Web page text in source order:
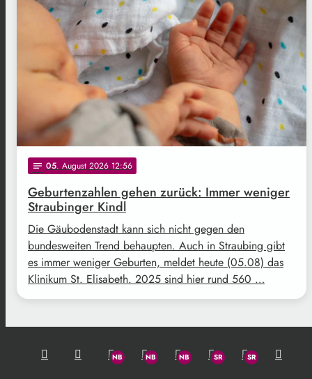
notes 05. August 2026 12:56
Geburtenzahlen gehen zurück: Immer weniger
Straubinger Kindl
Die Gäubodenstadt kann sich nicht gegen den
bundesweiten Trend behaupten. Auch in Straubing gibt
es immer weniger Geburten, meldet heute (05.08) das
Klinikum St. Elisabeth. 2025 sind hier rund 560 …